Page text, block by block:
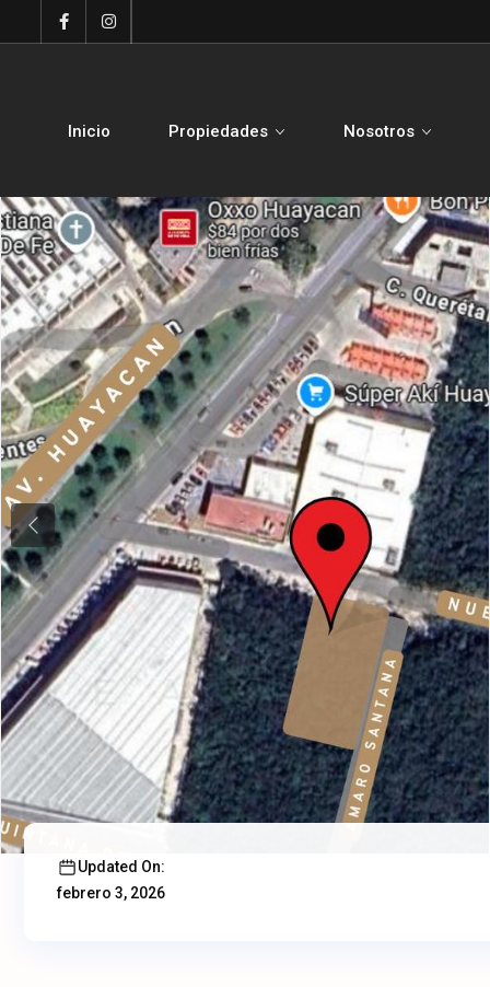
Inicio Propiedades Nosotros
Previous
Updated On:
febrero 3, 2026